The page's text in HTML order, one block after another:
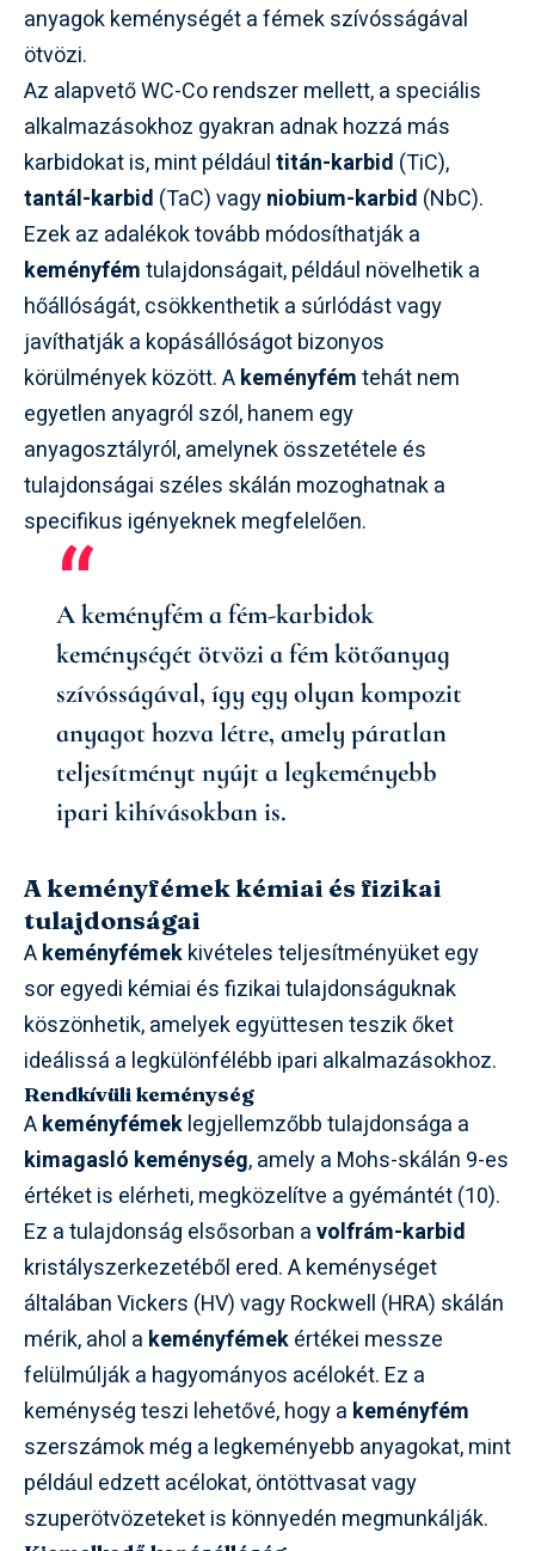
anyagok keménységét a fémek szívósságával
ötvözi.
Az alapvető WC-Co rendszer mellett, a speciális
alkalmazásokhoz gyakran adnak hozzá más
karbidokat is, mint példáultitán-karbid (TiC),
tantál-karbid (TaC) vagyniobium-karbid (NbC).
Ezek az adalékok tovább módosíthatják a
keményfémtulajdonságait, például növelhetik a
hőállóságát, csökkenthetik a súrlódást vagy
javíthatják a kopásállóságot bizonyos
körülmények között. Akeményfémtehát nem
egyetlen anyagról szól, hanem egy
anyagosztályról, amelynek összetétele és
tulajdonságai széles skálán mozoghatnak a
specifikus igényeknek megfelelően.
A keményfém a fém-karbidok
keménységét ötvözi a fém kötőanyag
szívósságával, így egy olyan kompozit
anyagot hozva létre, amely páratlan
teljesítményt nyújt a legkeményebb
ipari kihívásokban is.
A keményfémek kémiai és fizikai
tulajdonságai
Akeményfémekkivételes teljesítményüket egy
sor egyedi kémiai és fizikai tulajdonságuknak
köszönhetik, amelyek együttesen teszik őket
ideálissá a legkülönfélébb ipari alkalmazásokhoz.
Rendkívüli keménység
Akeményfémeklegjellemzőbb tulajdonsága a
kimagasló keménység, amely a Mohs-skálán 9-es
értéket is elérheti, megközelítve a gyémántét (10).
Ez a tulajdonság elsősorban avolfrám-karbid
kristályszerkezetéből ered. A keménységet
általában Vickers (HV) vagy Rockwell (HRA) skálán
mérik, ahol a keményfémekértékei messze
felülmúlják a hagyományos acélokét. Ez a
keménység teszi lehetővé, hogy a keményfém
szerszámok még a legkeményebb anyagokat, mint
például edzett acélokat, öntöttvasat vagy
szuperötvözeteket is könnyedén megmunkálják.